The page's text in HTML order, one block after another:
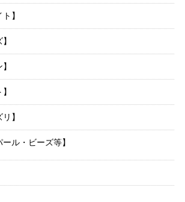
】
】
ール・ビーズ等】